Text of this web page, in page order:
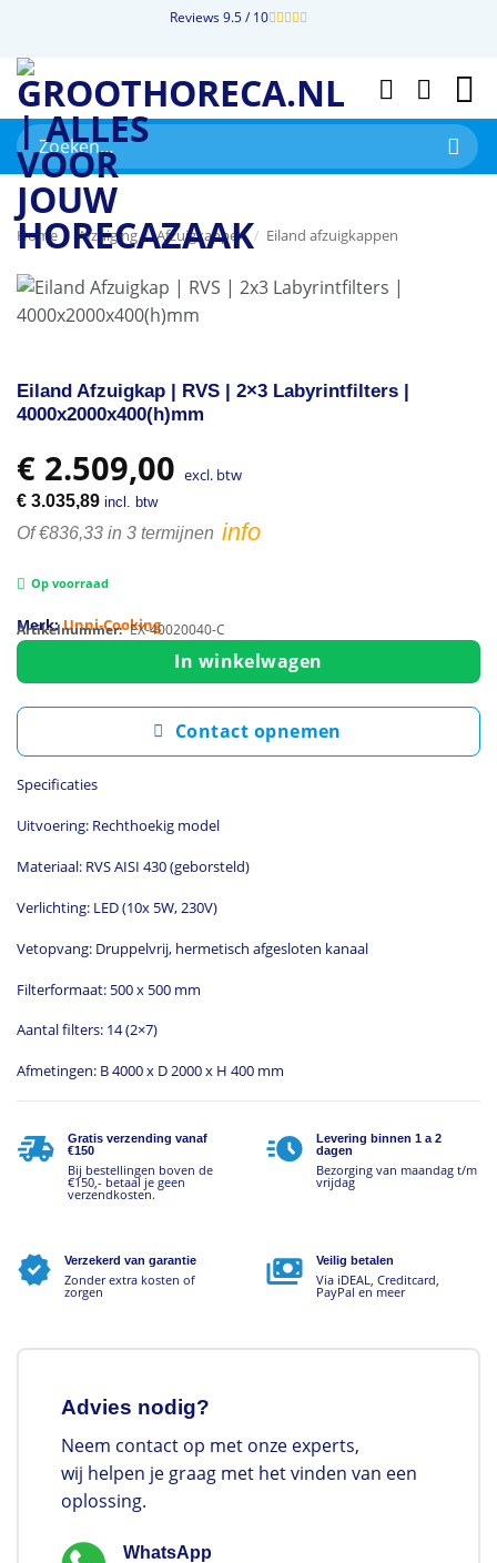
inhoud
Reviews 9.5 / 10
Zoeken
naar:
Home / Afzuiging / Afzuigkappen / Eiland afzuigkappen
Eiland Afzuigkap | RVS | 2×3 Labyrintfilters |
4000x2000x400(h)mm
€ 2.509,00 excl. btw
€ 3.035,89 incl. btw
Of €836,33 in 3 termijnen info
Op voorraad
Merk: Unni-Cooking
Artikelnummer: EX-40020040-C
In winkelwagen
Contact opnemen
Specificaties
Uitvoering: Rechthoekig model
Materiaal: RVS AISI 430 (geborsteld)
Verlichting: LED (10x 5W, 230V)
Vetopvang: Druppelvrij, hermetisch afgesloten kanaal
Filterformaat: 500 x 500 mm
Aantal filters: 14 (2×7)
Afmetingen: B 4000 x D 2000 x H 400 mm
Gratis verzending vanaf
€150
Bij bestellingen boven de
€150,- betaal je geen
verzendkosten.
Levering binnen 1 a 2
dagen
Bezorging van maandag t/m
vrijdag
Verzekerd van garantie
Zonder extra kosten of
zorgen
Veilig betalen
Via iDEAL, Creditcard,
PayPal en meer
Advies nodig?
Neem contact op met onze experts,
wij helpen je graag met het vinden van een
oplossing.
WhatsApp